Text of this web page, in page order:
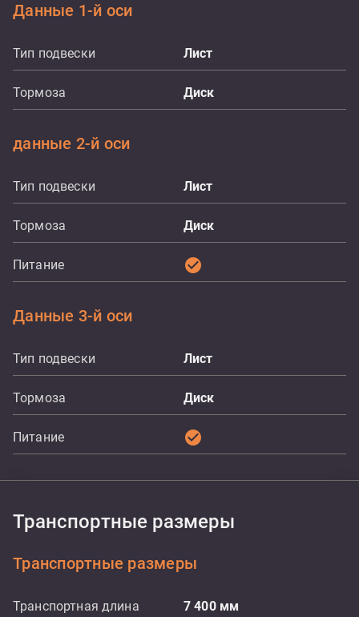
Данные 1-й оси
Тип подвески Лист
Тормоза Диск
данные 2-й оси
Тип подвески Лист
Тормоза Диск
Питание check_circle
Данные 3-й оси
Тип подвески Лист
Тормоза Диск
Питание check_circle
Транспортные размеры
Транспортные размеры
Транспортная длина 7 400 мм